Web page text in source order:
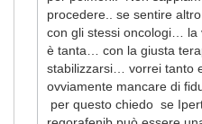
procedere.. se sentire
con gli stessi oncologi… la
è tanta… con la giusta
stabilizzarsi… vorrei tanto
ovviamente mancare di
per questo chiedo se